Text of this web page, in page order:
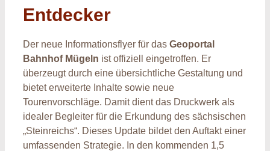
Entdecker
Der neue Informationsflyer für das Geoportal
Bahnhof Mügeln ist offiziell eingetroffen. Er
überzeugt durch eine übersichtliche Gestaltung und
bietet erweiterte Inhalte sowie neue
Tourenvorschläge. Damit dient das Druckwerk als
idealer Begleiter für die Erkundung des sächsischen
„Steinreichs“. Dieses Update bildet den Auftakt einer
umfassenden Strategie. In den kommenden 1,5